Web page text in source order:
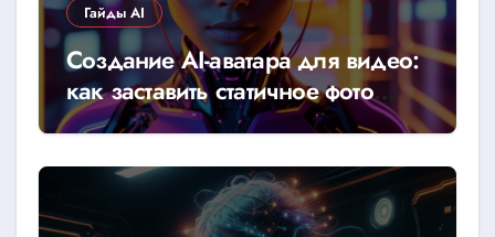
Гайды AI
Создание AI-аватара для видео:
как заставить статичное фото
говорить